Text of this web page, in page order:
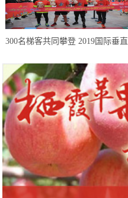
300名梯客共同攀登 2019国际垂直
站欢乐开跑